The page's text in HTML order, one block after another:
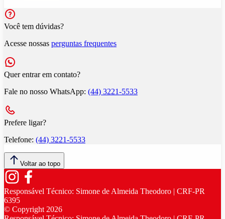
Você tem dúvidas?
Acesse nossas perguntas frequentes
Quer entrar em contato?
Fale no nosso WhatsApp: (44) 3221-5533
Prefere ligar?
Telefone: (44) 3221-5533
Voltar ao topo
Responsável Técnico: Simone de Almeida Theodoro | CRF-PR
6395
© Copyright 2026